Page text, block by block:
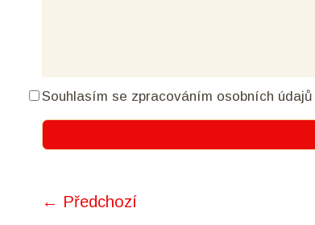
Souhlasím se zpracováním osobních údajů
← Předchozí